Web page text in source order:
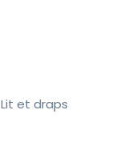
Lit et draps